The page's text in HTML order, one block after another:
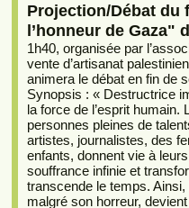
Projection/Débat du
l’honneur de Gaza"
1h40, organisée par
vente d’artisanat
animera le débat en fin de
Synopsis : « Destructrice
la force de l’esprit
personnes pleines de
artistes, journalistes, des
enfants, donnent vie à
souffrance infinie et
transcende le temps.
malgré son horreur,